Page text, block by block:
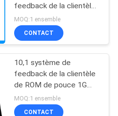
file
banque
20
feedback de la clientèle
de 7 pouces
MOQ:1 ensemble
CONTACT
10,1 système de
feedback de la clientèle
de ROM de pouce 1G
RAM 8G
MOQ:1 ensemble
CONTACT